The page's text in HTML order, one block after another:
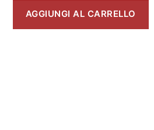
AGGIUNGI AL CARRELLO